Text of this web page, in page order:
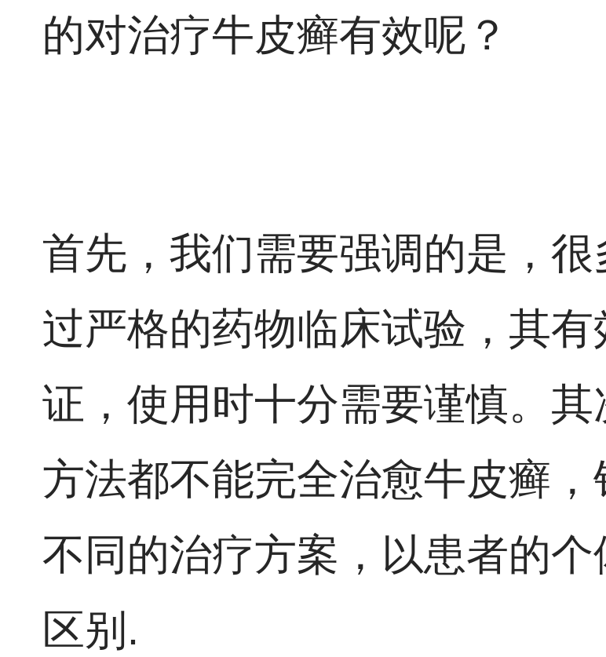
的对治疗牛皮癣有效呢？
首先，我们需要强调的是，
过严格的药物临床试验，其
证，使用时十分需要谨慎。
方法都不能完全治愈牛皮癣
不同的治疗方案，以患者的
区别.